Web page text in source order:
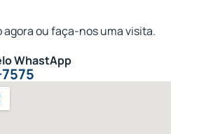
ou faça-nos uma visita.
WhastApp